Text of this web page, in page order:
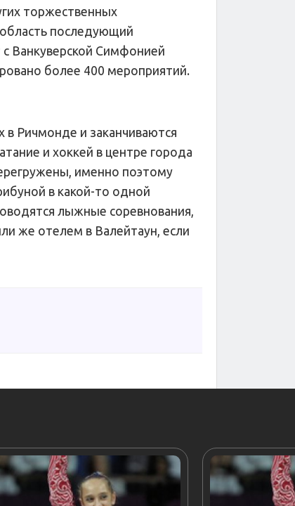
торжественных
область последующий
Ванкуверской Симфонией
более 400 мероприятий.
в Ричмонде и заканчиваются
и хоккей в центре города
именно поэтому
в какой-то одной
лыжные соревнования,
же отелем в Валейтаун, если